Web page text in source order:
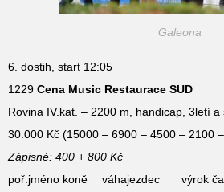
Galeona
6. dostih, start 12:05
1229 Cena Music Restaurace SUD
Rovina IV.kat. – 2200 m, handicap, 3letí a
30.000 Kč (15000 – 6900 – 4500 – 2100
Zápisné: 400 + 800 Kč
poř. jméno koně váhajezdec výrok